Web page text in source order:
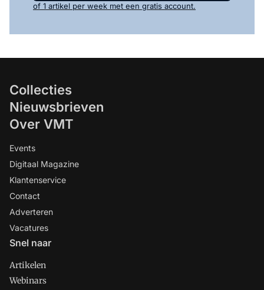
of 1 artikel per week met een gratis account.
Collecties
Nieuwsbrieven
Over VMT
Events
Digitaal Magazine
Klantenservice
Contact
Adverteren
Vacatures
Snel naar
Artikelen
Webinars